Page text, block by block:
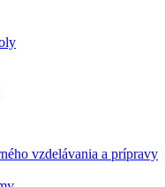
vzdelávania a prípravy